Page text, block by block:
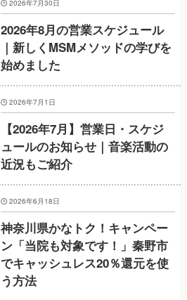
2026年8月の営業スケジュール
｜新しくMSMメソッドの学びを
始めました
2026年7月30日
【2026年7月】営業日・スケジ
ュールのお知らせ｜音楽活動の
近況もご紹介
2026年7月1日
神奈川県かなトク！キャンペー
ン「当院も対象です！」秦野市
でキャッシュレス20％還元を使
う方法
2026年6月18日